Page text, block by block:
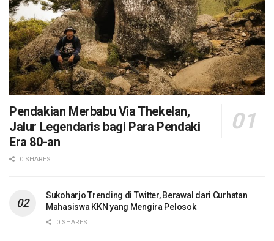
Pendakian Merbabu Via Thekelan,
Jalur Legendaris bagi Para Pendaki
Era 80-an
0 SHARES
Sukoharjo Trending di Twitter, Berawal dari Curhatan
Mahasiswa KKN yang Mengira Pelosok
0 SHARES